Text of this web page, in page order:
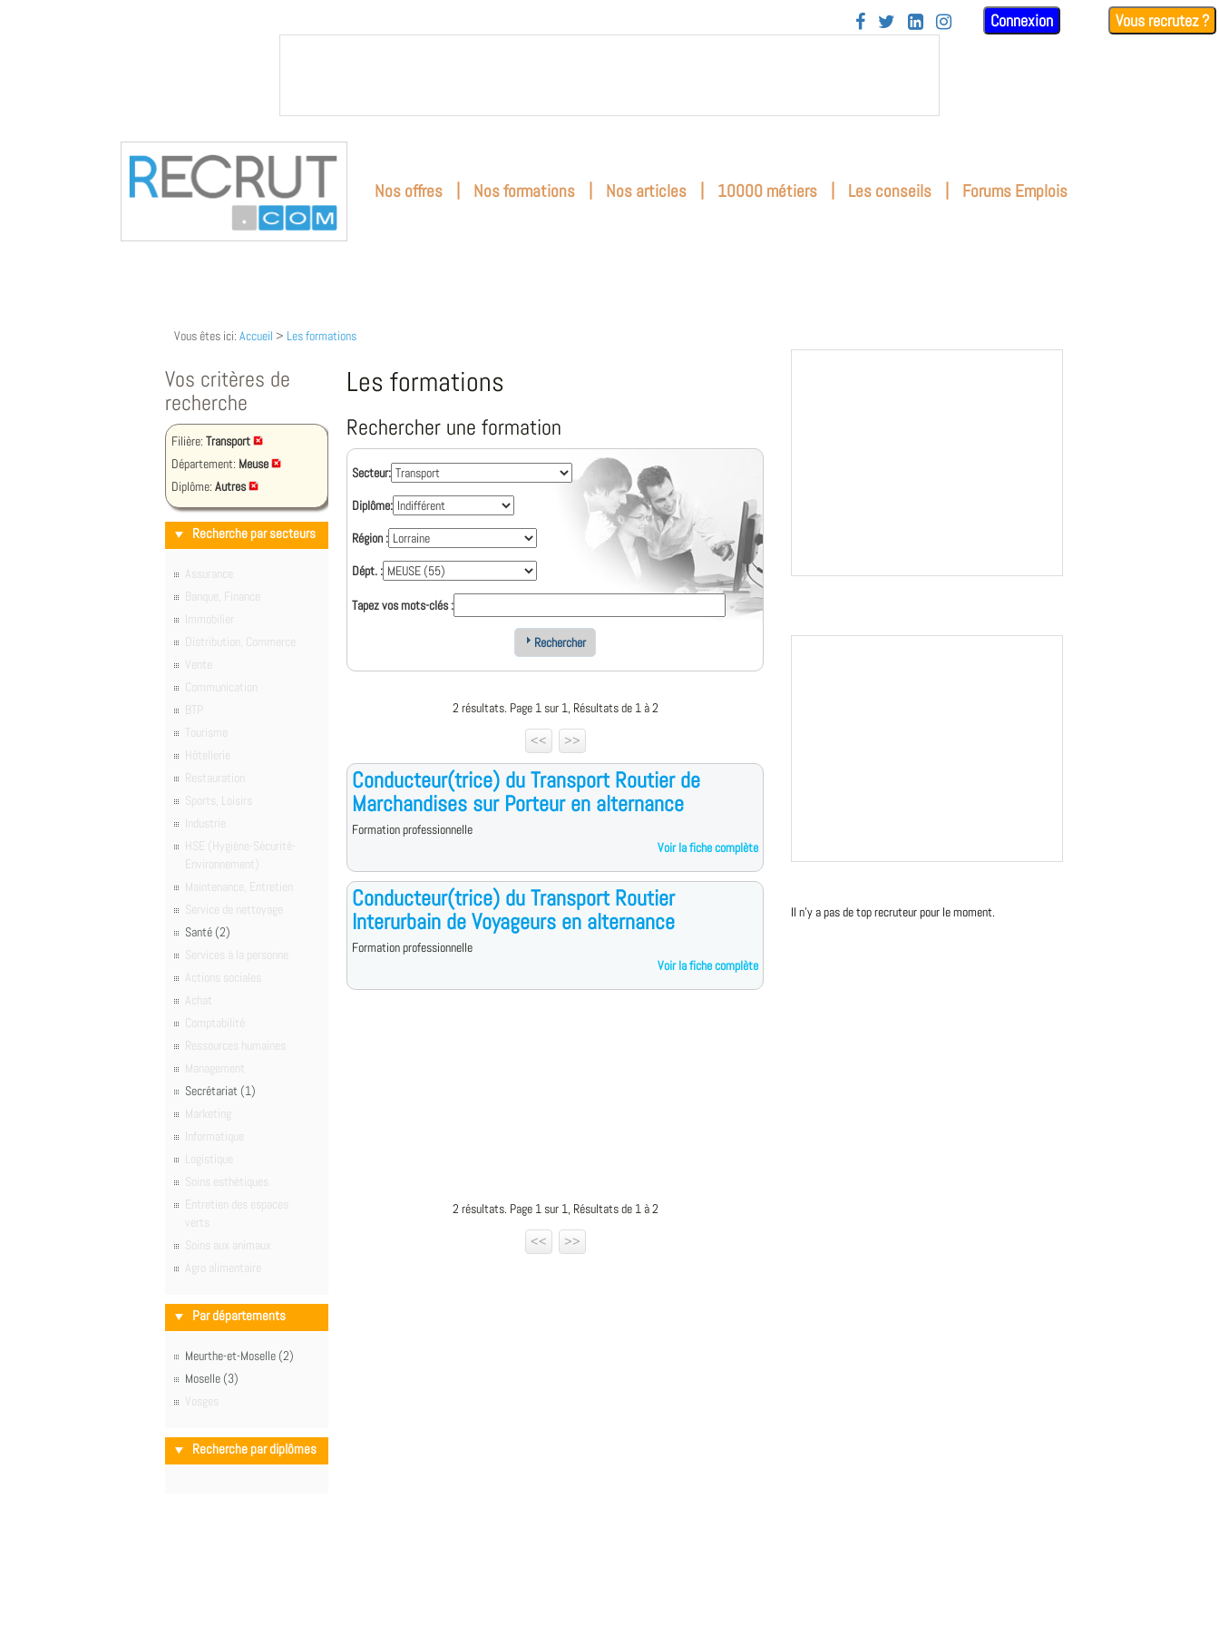
    Connexion Vous recrutez ?
Nos offres | Nos formations | Nos articles | 10000 métiers | Les conseils | Forums Emplois
Vous êtes ici: Accueil > Les formations
Vos critères de
recherche
Filière: Transport
Département: Meuse
Diplôme: Autres
Recherche par secteurs
Assurance
Banque, Finance
Immobilier
Distribution, Commerce
Vente
Communication
BTP
Tourisme
Hôtellerie
Restauration
Sports, Loisirs
Industrie
HSE (Hygiène-Sécurité-
Environnement)
Maintenance, Entretien
Service de nettoyage
Santé (2)
Services à la personne
Actions sociales
Achat
Comptabilité
Ressources humaines
Management
Secrétariat (1)
Marketing
Informatique
Logistique
Soins esthétiques
Entretien des espaces
verts
Soins aux animaux
Agro alimentaire
Par départements
Meurthe-et-Moselle (2)
Moselle (3)
Vosges
Recherche par diplômes
Les formations
Rechercher une formation
Secteur:
Diplôme:
Région :
Dépt. :
Tapez vos mots-clés :
Rechercher
2 résultats. Page 1 sur 1, Résultats de 1 à 2
<<
>>
Conducteur(trice) du Transport Routier de
Marchandises sur Porteur en alternance
Formation professionnelle
Voir la fiche complète
Conducteur(trice) du Transport Routier
Interurbain de Voyageurs en alternance
Formation professionnelle
Voir la fiche complète
2 résultats. Page 1 sur 1, Résultats de 1 à 2
<<
>>
Il n'y a pas de top recruteur pour le moment.